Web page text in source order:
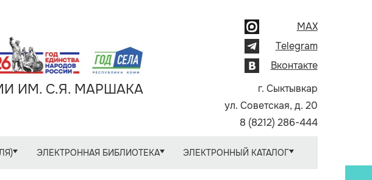
ИМ. С.Я. МАРШАКА
MAX
Telegram
Вконтакте
г. Сыктывкар
ул. Советская, д. 20
8 (8212) 286-444
ЭЛЕКТРОННАЯ БИБЛИОТЕКА ЭЛЕКТРОННЫЙ КАТАЛОГ